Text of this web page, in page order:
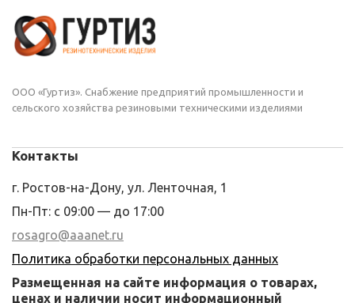
ООО «Гуртиз». Снабжение предприятий промышленности и
сельского хозяйства резиновыми техническими изделиями
Контакты
г. Ростов-на-Дону, ул. Ленточная, 1
Пн-Пт: с 09:00 — до 17:00
rosagro@aaanet.ru
Политика обработки персональных данных
Размещенная на сайте информация о товарах,
ценах и наличии носит информационный